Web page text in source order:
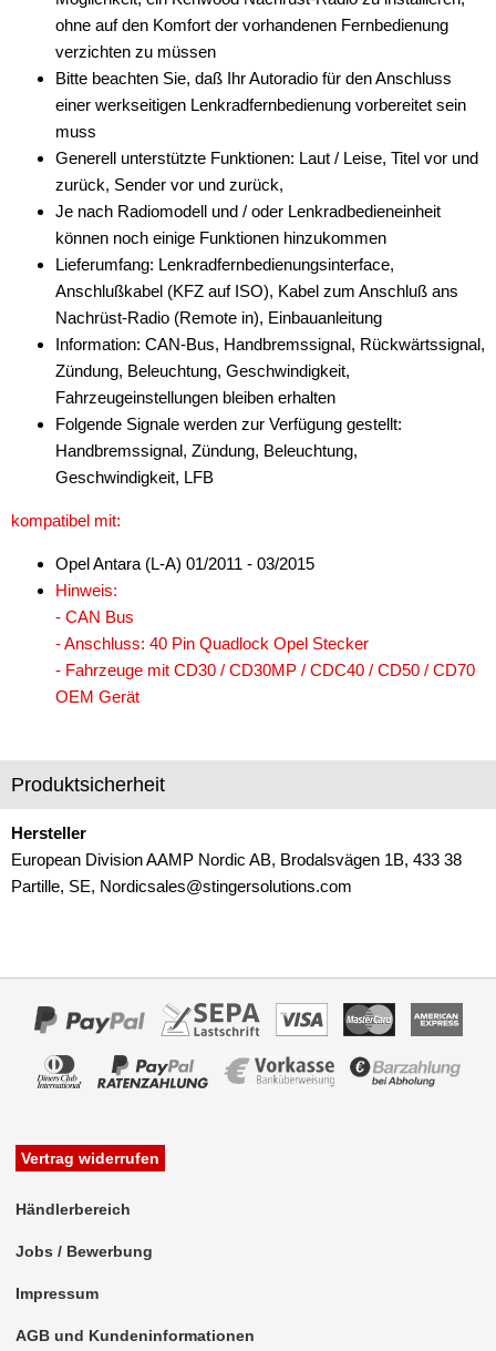
Lautsprechereinbauset
Lautsprecherkabel
Lautsprecherringe
Lenkradadapter
für Alfa Romeo
für Audi
für BMW
für Buick
für Chevrolet
für Chrysler
für Citroen
für DAF
für Fiat
für General Motors
für Honda
für Hummer
für Hyundai
für Iveco
für Jaguar
für Jeep
für KIA
für Lancia
für Land Rover
für Lexus
für Lincoln
ohne auf den Komfort der vorhandenen Fernbedienung
verzichten zu müssen
Bitte beachten Sie, daß Ihr Autoradio für den Anschluss
einer werkseitigen Lenkradfernbedienung vorbereitet sein
muss
Generell unterstützte Funktionen: Laut / Leise, Titel vor und
zurück, Sender vor und zurück,
Je nach Radiomodell und / oder Lenkradbedieneinheit
können noch einige Funktionen hinzukommen
Lieferumfang: Lenkradfernbedienungsinterface,
Anschlußkabel (KFZ auf ISO), Kabel zum Anschluß ans
Nachrüst-Radio (Remote in), Einbauanleitung
Information: CAN-Bus, Handbremssignal, Rückwärtssignal,
Zündung, Beleuchtung, Geschwindigkeit,
Fahrzeugeinstellungen bleiben erhalten
Folgende Signale werden zur Verfügung gestellt:
Handbremssignal, Zündung, Beleuchtung,
Geschwindigkeit, LFB
kompatibel mit:
Opel Antara (L-A) 01/2011 - 03/2015
Hinweis:
- CAN Bus
- Anschluss: 40 Pin Quadlock Opel Stecker
- Fahrzeuge mit CD30 / CD30MP / CDC40 / CD50 / CD70
OEM Gerät
Produktsicherheit
Hersteller
European Division AAMP Nordic AB, Brodalsvägen 1B, 433 38
Partille, SE, Nordicsales@stingersolutions.com
Vertrag widerrufen
Händlerbereich
Jobs / Bewerbung
Impressum
AGB und Kundeninformationen